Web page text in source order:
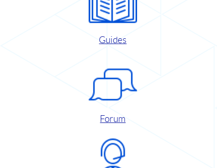
Guides
Forum